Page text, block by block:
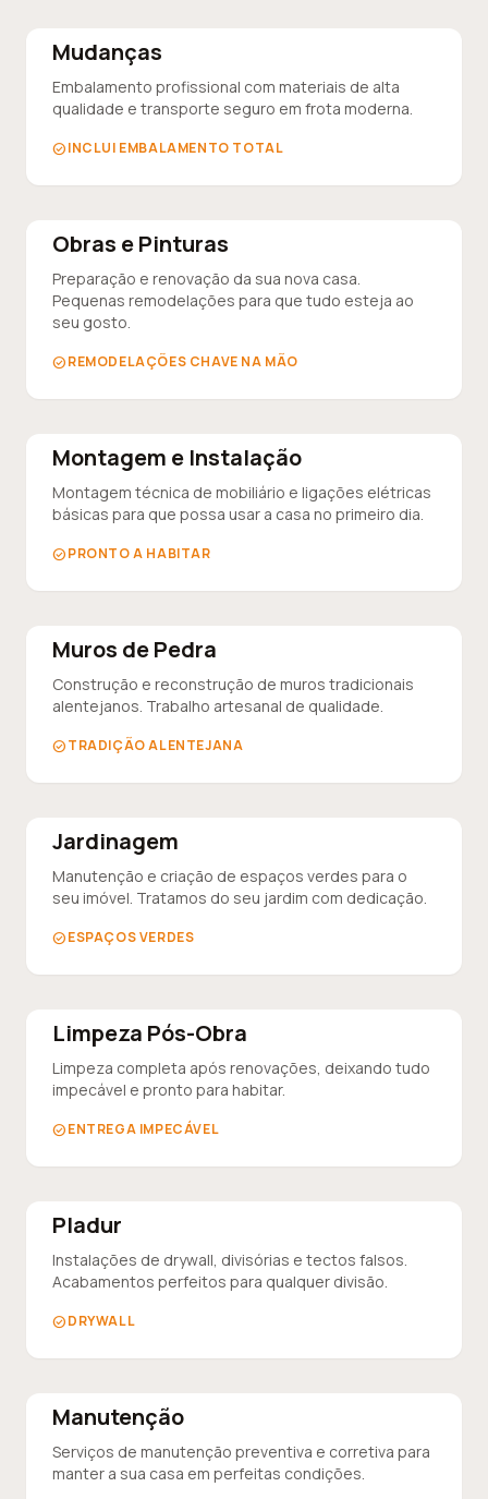
Mudanças
Embalamento profissional com materiais de alta
qualidade e transporte seguro em frota moderna.
check_circleINCLUI EMBALAMENTO TOTAL
Obras e Pinturas
Preparação e renovação da sua nova casa.
Pequenas remodelações para que tudo esteja ao
seu gosto.
check_circleREMODELAÇÕES CHAVE NA MÃO
Montagem e Instalação
Montagem técnica de mobiliário e ligações elétricas
básicas para que possa usar a casa no primeiro dia.
check_circlePRONTO A HABITAR
Muros de Pedra
Construção e reconstrução de muros tradicionais
alentejanos. Trabalho artesanal de qualidade.
check_circleTRADIÇÃO ALENTEJANA
Jardinagem
Manutenção e criação de espaços verdes para o
seu imóvel. Tratamos do seu jardim com dedicação.
check_circleESPAÇOS VERDES
Limpeza Pós-Obra
Limpeza completa após renovações, deixando tudo
impecável e pronto para habitar.
check_circleENTREGA IMPECÁVEL
Pladur
Instalações de drywall, divisórias e tectos falsos.
Acabamentos perfeitos para qualquer divisão.
check_circleDRYWALL
Manutenção
Serviços de manutenção preventiva e corretiva para
manter a sua casa em perfeitas condições.